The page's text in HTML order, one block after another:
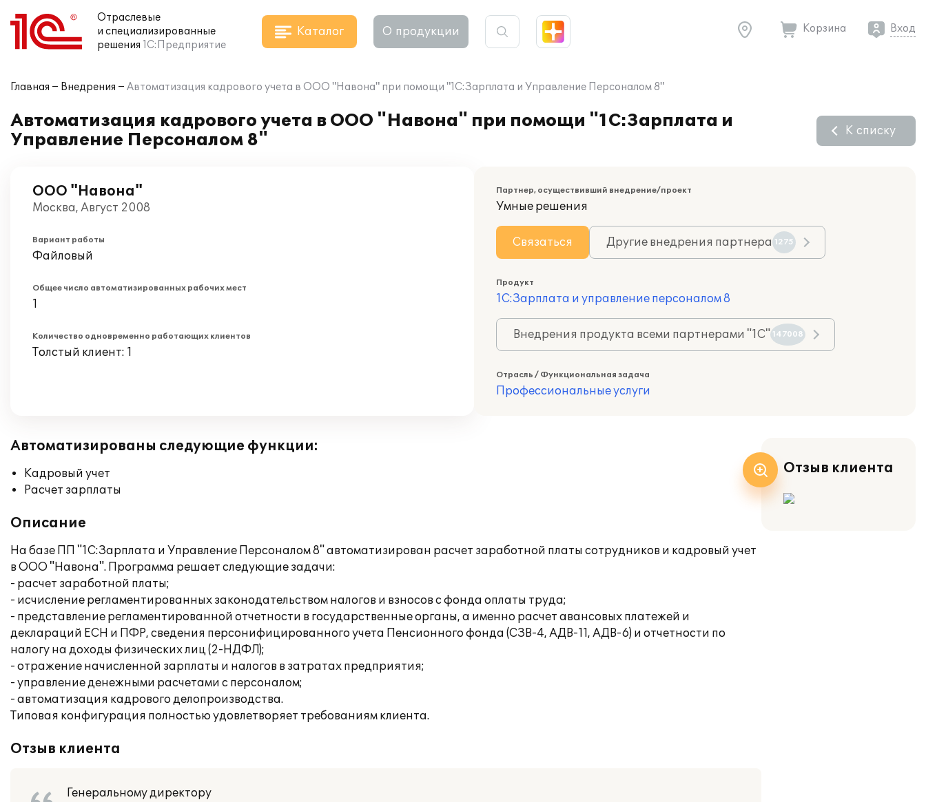
Отраслевые
и специализированные
решения 1С:Предприятие
Каталог О продукции Корзина Вход
Главная Внедрения Автоматизация кадрового учета в ООО "Навона" при помощи "1С:Зарплата и Управление Персоналом 8"
Автоматизация кадрового учета в ООО "Навона" при помощи "1С:Зарплата и
Управление Персоналом 8"
К списку
ООО "Навона"
Москва, Август 2008
Вариант работы
Файловый
Общее число автоматизированных рабочих мест
1
Количество одновременно работающих клиентов
Толстый клиент: 1
Партнер, осуществивший внедрение/проект
Умные решения
Связаться Другие внедрения партнера 1275
Продукт
1С:Зарплата и управление персоналом 8
Внедрения продукта всеми партнерами "1С" 147008
Отрасль / Функциональная задача
Профессиональные услуги
Автоматизированы следующие функции:
Кадровый учет
Расчет зарплаты
Описание
На базе ПП "1С:Зарплата и Управление Персоналом 8" автоматизирован расчет заработной платы сотрудников и кадровый учет
в ООО "Навона". Программа решает следующие задачи:
- расчет заработной платы;
- исчисление регламентированных законодательством налогов и взносов с фонда оплаты труда;
- представление регламентированной отчетности в государственные органы, а именно расчет авансовых платежей и
деклараций ЕСН и ПФР, сведения персонифицированного учета Пенсионного фонда (СЗВ-4, АДВ-11, АДВ-6) и отчетности по
налогу на доходы физических лиц (2-НДФЛ);
- отражение начисленной зарплаты и налогов в затратах предприятия;
- управление денежными расчетами с персоналом;
- автоматизация кадрового делопроизводства.
Типовая конфигурация полностью удовлетворяет требованиям клиента.
Отзыв клиента
Генеральному директору
Отзыв клиента